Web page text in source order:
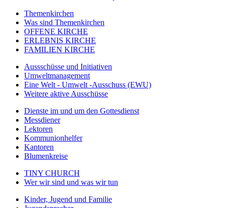
Themenkirchen
Was sind Themenkirchen
OFFENE KIRCHE
ERLEBNIS KIRCHE
FAMILIEN KIRCHE
Aussschüsse und Initiativen
Umweltmanagement
Eine Welt - Umwelt -Ausschuss (EWU)
Weitere aktive Ausschüsse
Dienste im und um den Gottesdienst
Messdiener
Lektoren
Kommunionhelfer
Kantoren
Blumenkreise
TINY CHURCH
Wer wir sind und was wir tun
Kinder, Jugend und Familie